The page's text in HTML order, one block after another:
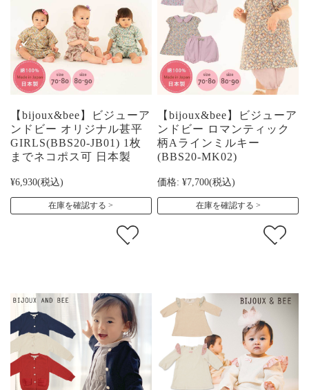
【bijoux&bee】ビジューア
ンドビー オリジナル甚平
GIRLS(BBS20-JB01) 1枚
までネコポス可 日本製
¥6,930(税込)
在庫を確認する
【bijoux&bee】ビジューア
ンドビー ロマンティック
柄Aラインミルキー
(BBS20-MK02)
価格: ¥7,700(税込)
在庫を確認する